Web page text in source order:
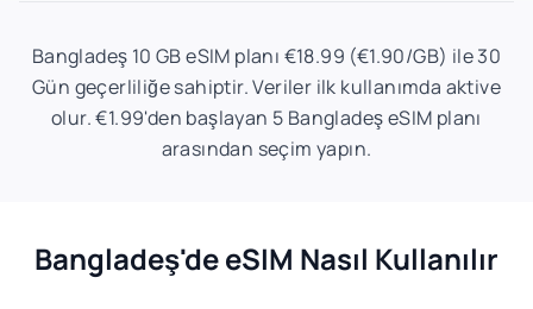
Bangladeş 10 GB eSIM planı €18.99 (€1.90/GB) ile 30
Gün geçerliliğe sahiptir. Veriler ilk kullanımda aktive
olur. €1.99'den başlayan 5 Bangladeş eSIM planı
arasından seçim yapın.
Bangladeş'de eSIM Nasıl Kullanılır